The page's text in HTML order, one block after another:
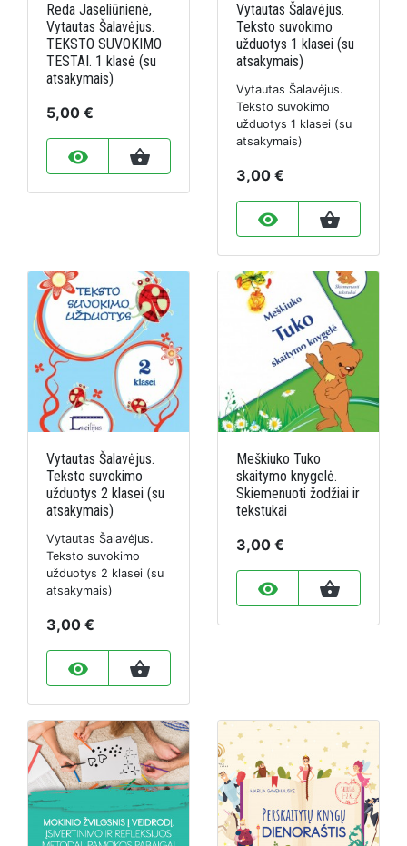
Reda Jaseliūnienė,
Vytautas Šalavėjus.
TEKSTO SUVOKIMO
TESTAI. 1 klasė (su
atsakymais)
5,00 €
remove_red_eye shopping_basket
Vytautas Šalavėjus.
Teksto suvokimo
užduotys 1 klasei (su
atsakymais)
Vytautas Šalavėjus.
Teksto suvokimo
užduotys 1 klasei (su
atsakymais)
3,00 €
remove_red_eye shopping_basket
Vytautas Šalavėjus.
Teksto suvokimo
užduotys 2 klasei (su
atsakymais)
Vytautas Šalavėjus.
Teksto suvokimo
užduotys 2 klasei (su
atsakymais)
3,00 €
remove_red_eye shopping_basket
Meškiuko Tuko
skaitymo knygelė.
Skiemenuoti žodžiai ir
tekstukai
3,00 €
remove_red_eye shopping_basket